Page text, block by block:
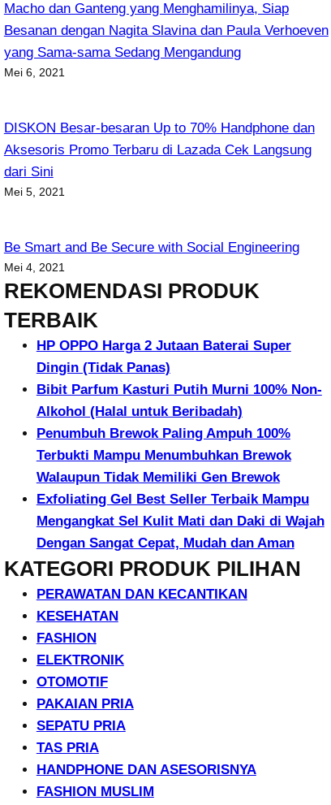
Macho dan Ganteng yang Menghamilinya, Siap
Besanan dengan Nagita Slavina dan Paula Verhoeven
yang Sama-sama Sedang Mengandung
Mei 6, 2021
DISKON Besar-besaran Up to 70% Handphone dan
Aksesoris Promo Terbaru di Lazada Cek Langsung
dari Sini
Mei 5, 2021
Be Smart and Be Secure with Social Engineering
Mei 4, 2021
REKOMENDASI PRODUK
TERBAIK
HP OPPO Harga 2 Jutaan Baterai Super
Dingin (Tidak Panas)
Bibit Parfum Kasturi Putih Murni 100% Non-
Alkohol (Halal untuk Beribadah)
Penumbuh Brewok Paling Ampuh 100%
Terbukti Mampu Menumbuhkan Brewok
Walaupun Tidak Memiliki Gen Brewok
Exfoliating Gel Best Seller Terbaik Mampu
Mengangkat Sel Kulit Mati dan Daki di Wajah
Dengan Sangat Cepat, Mudah dan Aman
KATEGORI PRODUK PILIHAN
PERAWATAN DAN KECANTIKAN
KESEHATAN
FASHION
ELEKTRONIK
OTOMOTIF
PAKAIAN PRIA
SEPATU PRIA
TAS PRIA
HANDPHONE DAN ASESORISNYA
FASHION MUSLIM